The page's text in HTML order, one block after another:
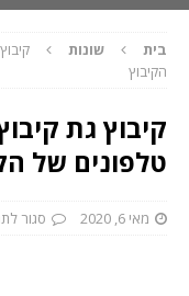
בית שונות
הקיבוץ
קיבוץ גת
טלפונים של
מאי 6, 2020 סגור